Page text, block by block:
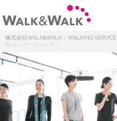
株式会社WALK&WALK >WALKING SERVICE
向け – コースレッスン